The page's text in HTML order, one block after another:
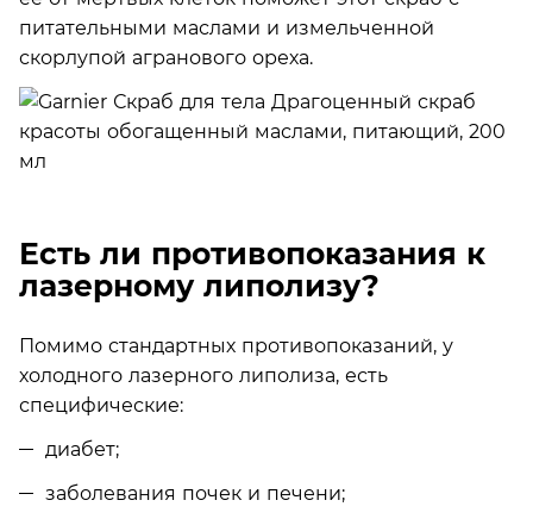
питательными маслами и измельченной
скорлупой агранового ореха.
Есть ли противопоказания к
лазерному липолизу?
Помимо стандартных противопоказаний, у
холодного лазерного липолиза, есть
специфические:
диабет;
заболевания почек и печени;